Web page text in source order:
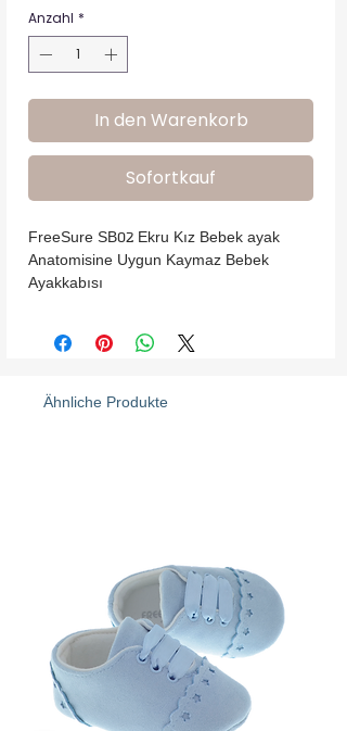
Anzahl *
In den Warenkorb
Sofortkauf
FreeSure SB02 Ekru Kız Bebek ayak
Anatomisine Uygun Kaymaz Bebek
Ayakkabısı
Ähnliche Produkte